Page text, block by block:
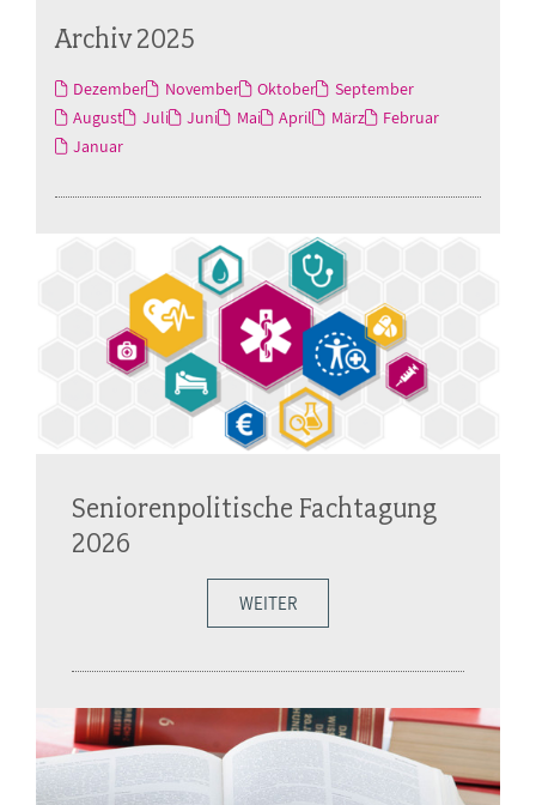
Archiv 2025
Dezember November Oktober
September
August
Juli Juni Mai April März
Februar
Januar
Seniorenpolitische Fachtagung
2026
WEITER